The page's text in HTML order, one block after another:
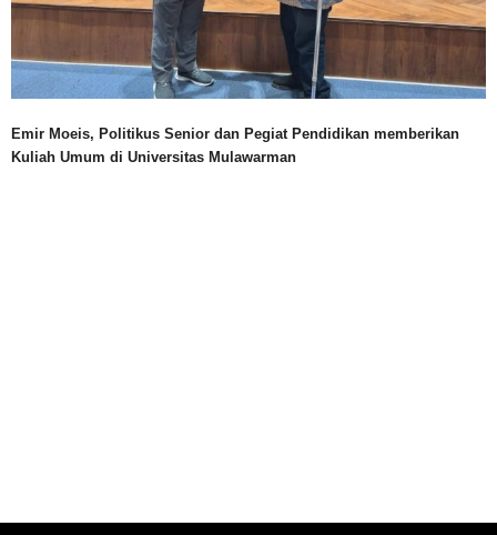
Emir Moeis, Politikus Senior dan Pegiat Pendidikan memberikan
Kuliah Umum di Universitas Mulawarman